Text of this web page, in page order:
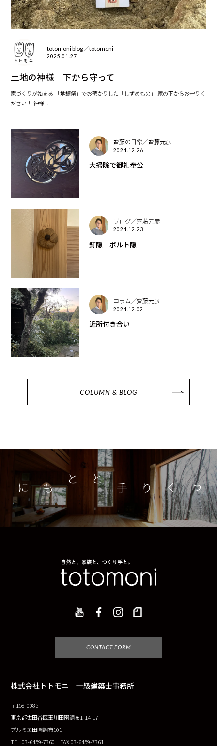
totomoni blog／totomoni
2025.01.27
土地の神様 下から守って
家づくりが始まる 「地鎮祭」でお預かりした「しずめもの」 家の下からお守りく
ださい！ 神様...
齊藤の日常／齊藤元彦
2024.12.26
大掃除で御礼奉公
ブログ／齊藤元彦
2024.12.23
釘隠 ボルト隠
コラム／齊藤元彦
2024.12.02
近所付き合い
COLUMN & BLOG
つくり手とともに
CONTACT FORM
株式会社トトモニ 一級建築士事務所
〒158-0085
東京都世田谷区玉川田園調布1-14-17
プルミエ田園調布101
TEL 03-6459-7360 FAX 03-6459-7361